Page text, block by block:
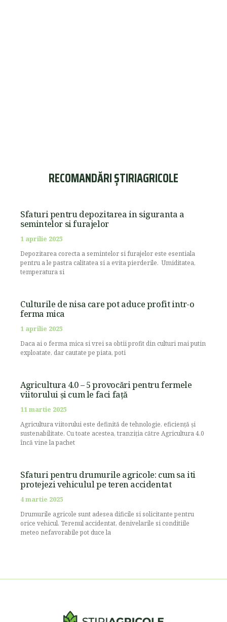
RECOMANDĂRI ȘTIRIAGRICOLE
Sfaturi pentru depozitarea in siguranta a
semintelor si furajelor
1 aprilie 2025
Depozitarea corecta a semintelor si furajelor este esentiala
pentru a le pastra calitatea si a evita pierderile. Umiditatea,
temperatura si
Culturile de nisa care pot aduce profit intr-o
ferma mica
1 aprilie 2025
Daca ai o ferma mica si vrei sa obtii profit din culturi mai putin
exploatate, dar cautate pe piata, poti
Agricultura 4.0 – 5 provocări pentru fermele
viitorului și cum le faci față
11 martie 2025
Agricultura viitorului este definită de tehnologie, eficiență și
sustenabilitate. Cu toate acestea, tranziția către Agricultura 4.0
încă vine la pachet
Sfaturi pentru drumurile agricole: cum sa iti
protejezi vehiculul pe teren accidentat
4 martie 2025
Drumurile agricole sunt adesea dificile si solicitante pentru
orice vehicul. Terenul accidentat, denivelarile si conditiile
meteo nefavorabile pot duce la